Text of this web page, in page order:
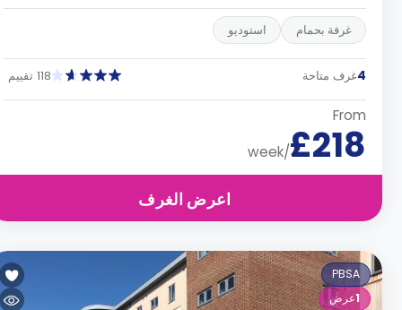
غرفة بحمام استوديو
غرف متاحة 118 تقييم
From
£218
/week
اعرض الغرف
PBSA
1 عرض